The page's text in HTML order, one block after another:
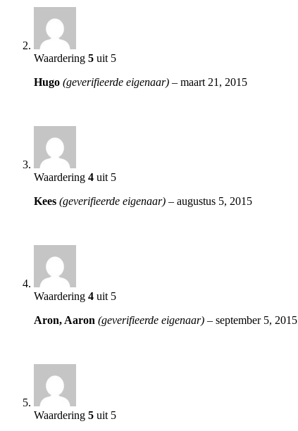
Waardering 5 uit 5
Hugo (geverifieerde eigenaar) – maart 21, 2015
Waardering 4 uit 5
Kees (geverifieerde eigenaar) – augustus 5, 2015
Waardering 4 uit 5
Aron, Aaron (geverifieerde eigenaar) – september 5, 2015
Waardering 5 uit 5